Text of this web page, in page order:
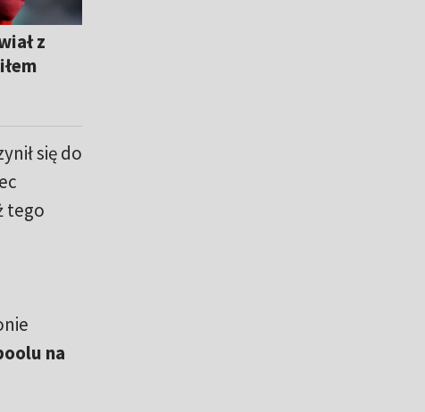
z
się do
tego
na